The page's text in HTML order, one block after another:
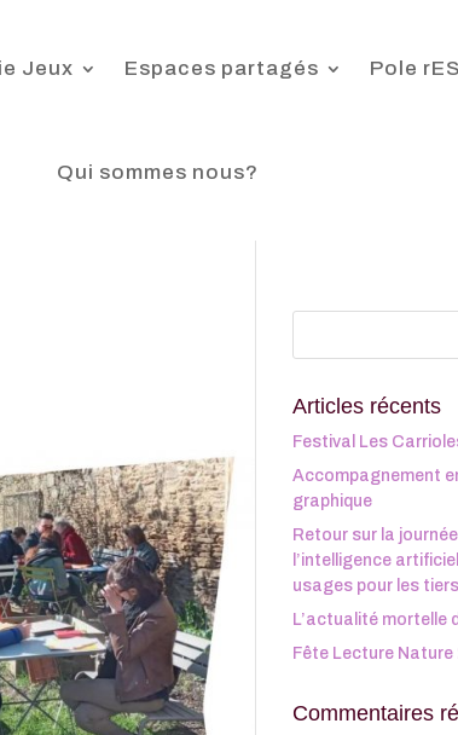
Jeux Espaces partagés Pole
Qui sommes nous?
Articles récents
Festival Les
Accompagnement
graphique
Retour sur la
l’intelligence
usages pour les
L’actualité mortelle
Fête Lecture Nature
Commentaires